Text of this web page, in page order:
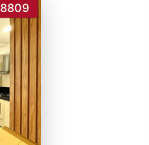
8809